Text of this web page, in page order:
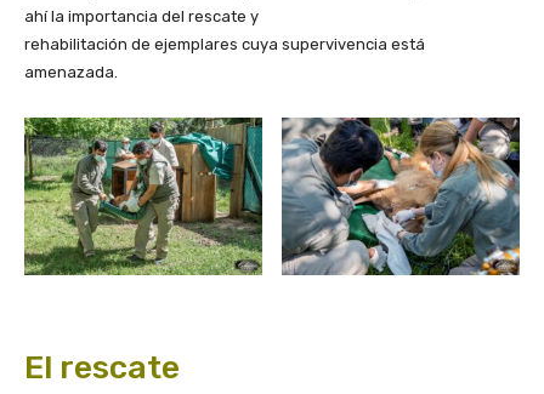
ahí la importancia del rescate y
rehabilitación de ejemplares cuya supervivencia está
amenazada.
El rescate